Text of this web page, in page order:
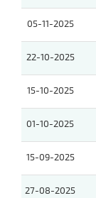
05-11-2025
22-10-2025
15-10-2025
01-10-2025
15-09-2025
27-08-2025